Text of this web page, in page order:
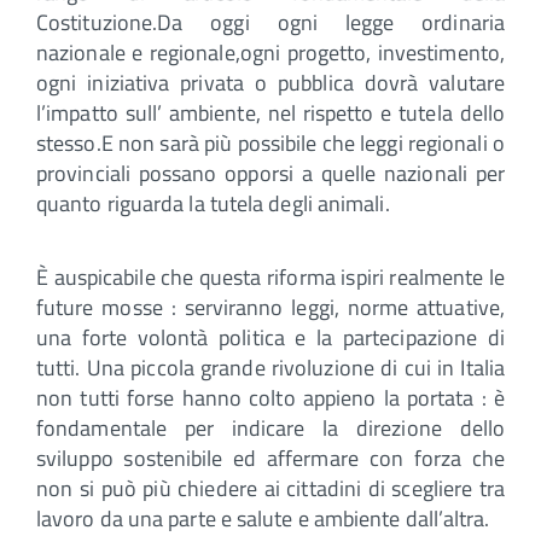
Costituzione.Da oggi ogni legge ordinaria
nazionale e regionale,ogni progetto, investimento,
ogni iniziativa privata o pubblica dovrà valutare
l’impatto sull’ ambiente, nel rispetto e tutela dello
stesso.E non sarà più possibile che leggi regionali o
provinciali possano opporsi a quelle nazionali per
quanto riguarda la tutela degli animali.
È auspicabile che questa riforma ispiri realmente le
future mosse : serviranno leggi, norme attuative,
una forte volontà politica e la partecipazione di
tutti. Una piccola grande rivoluzione di cui in Italia
non tutti forse hanno colto appieno la portata : è
fondamentale per indicare la direzione dello
sviluppo sostenibile ed affermare con forza che
non si può più chiedere ai cittadini di scegliere tra
lavoro da una parte e salute e ambiente dall’altra.